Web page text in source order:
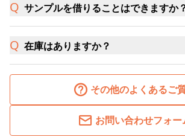
サンプルを借りることはできますか
在庫はありますか？
その他のよくあるご
お問い合わせフォー